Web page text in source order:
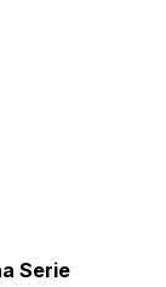
Serie